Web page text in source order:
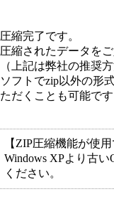
圧縮完了です。
圧縮されたデータを
（上記は弊社の推奨
ソフトでzip以外の形
ただくことも可能で
【ZIP圧縮機能が使
Windows XPより古
ください。